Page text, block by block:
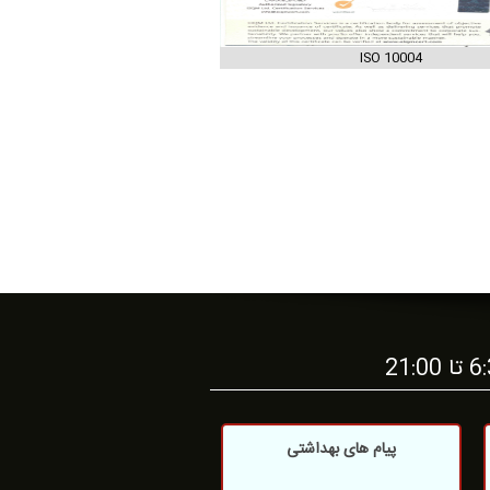
ISO 10004
پیام های بهداشتی